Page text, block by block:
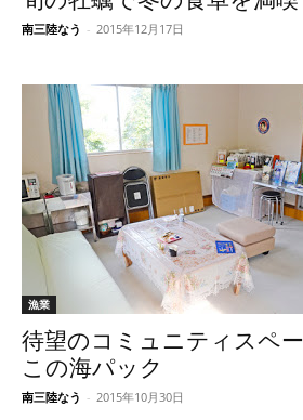
南三陸なう - 2015年12月17日
漁業
待望のコミュニティスペ
この海パック
南三陸なう - 2015年10月30日